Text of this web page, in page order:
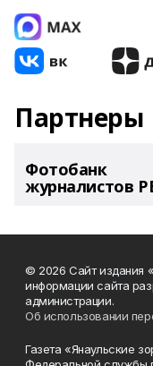
Партнеры
Фотобанк
журналистов
© 2026 Сайт издания
информации сайта
администрации.
Об использовании
Газета «Янаульские